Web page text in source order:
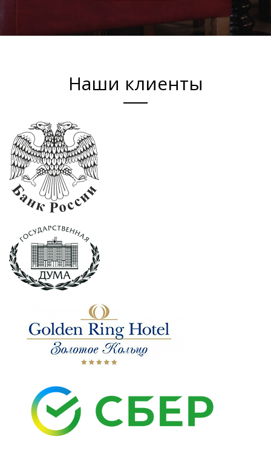
Наши клиенты